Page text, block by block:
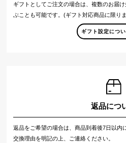
ギフトとしてご注文の場合は、複数のお届
ぶことも可能です。(ギフト対応商品に限り
ギフト設定につ
返品につ
返品をご希望の場合は、商品到着後7日以内
交換理由を明記の上、ご連絡ください。